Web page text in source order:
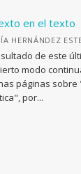
en el texto
HERNÁNDEZ
de este
modo
páginas sobre
por...